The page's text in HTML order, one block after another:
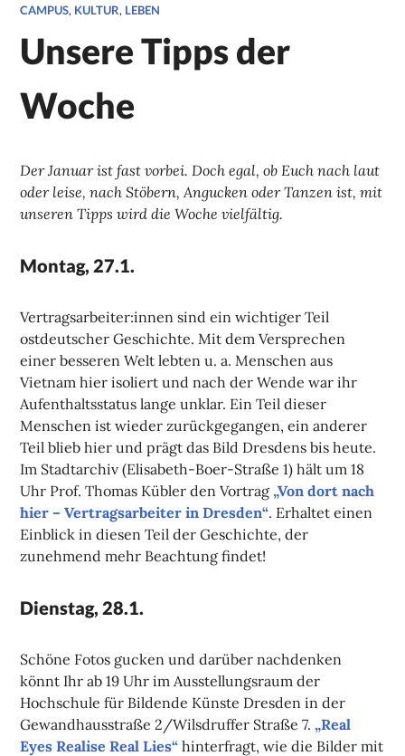
CAMPUS, KULTUR, LEBEN
Unsere Tipps der
Woche
Der Januar ist fast vorbei. Doch egal, ob Euch nach laut
oder leise, nach Stöbern, Angucken oder Tanzen ist, mit
unseren Tipps wird die Woche vielfältig.
Montag, 27.1.
Vertragsarbeiter:innen sind ein wichtiger Teil
ostdeutscher Geschichte. Mit dem Versprechen
einer besseren Welt lebten u. a. Menschen aus
Vietnam hier isoliert und nach der Wende war ihr
Aufenthaltsstatus lange unklar. Ein Teil dieser
Menschen ist wieder zurückgegangen, ein anderer
Teil blieb hier und prägt das Bild Dresdens bis heute.
Im Stadtarchiv (Elisabeth-Boer-Straße 1) hält um 18
Uhr Prof. Thomas Kübler den Vortrag„Von dort nach
hier – Vertragsarbeiter in Dresden“. Erhaltet einen
Einblick in diesen Teil der Geschichte, der
zunehmend mehr Beachtung findet!
Dienstag, 28.1.
Schöne Fotos gucken und darüber nachdenken
könnt Ihr ab 19 Uhr im Ausstellungsraum der
Hochschule für Bildende Künste Dresden in der
Gewandhausstraße 2/Wilsdruffer Straße 7.„Real
Eyes Realise Real Lies“ hinterfragt, wie die Bilder mit